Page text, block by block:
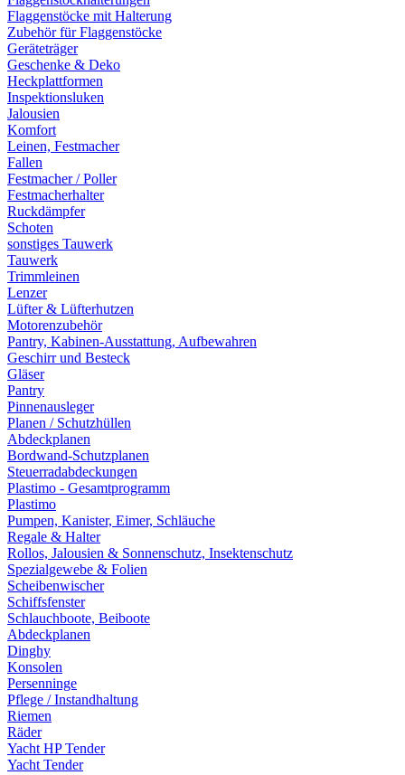
Flaggenstöcke mit Halterung
Zubehör für Flaggenstöcke
Geräteträger
Geschenke & Deko
Heckplattformen
Inspektionsluken
Jalousien
Komfort
Leinen, Festmacher
Fallen
Festmacher / Poller
Festmacherhalter
Ruckdämpfer
Schoten
sonstiges Tauwerk
Tauwerk
Trimmleinen
Lenzer
Lüfter & Lüfterhutzen
Motorenzubehör
Pantry, Kabinen-Ausstattung, Aufbewahren
Geschirr und Besteck
Gläser
Pantry
Pinnenausleger
Planen / Schutzhüllen
Abdeckplanen
Bordwand-Schutzplanen
Steuerradabdeckungen
Plastimo - Gesamtprogramm
Plastimo
Pumpen, Kanister, Eimer, Schläuche
Regale & Halter
Rollos, Jalousien & Sonnenschutz, Insektenschutz
Spezialgewebe & Folien
Scheibenwischer
Schiffsfenster
Schlauchboote, Beiboote
Abdeckplanen
Dinghy
Konsolen
Persenninge
Pflege / Instandhaltung
Riemen
Räder
Yacht HP Tender
Yacht Tender